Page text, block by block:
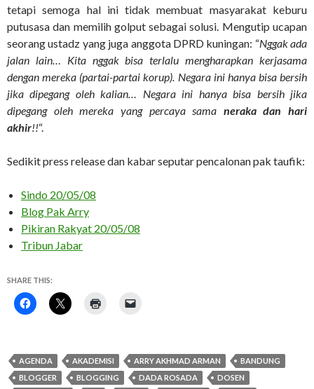
tetapi semoga hal ini tidak membuat masyarakat keburu
putusasa dan memilih golput sebagai solusi. Mengutip ucapan
seorang ustadz yang juga anggota DPRD kuningan: “Nggak ada
jalan lain… Kita nggak bisa terlalu mengharapkan kerjasama
dengan mereka (partai-partai korup). Negara ini hanya bisa bersih
jika dipegang oleh kalian… Negara ini hanya bisa bersih jika
dipegang oleh mereka yang percaya sama neraka dan hari
akhir!!“.
Sedikit press release dan kabar seputar pencalonan pak taufik:
Sindo 20/05/08
Blog Pak Arry
Pikiran Rakyat 20/05/08
Tribun Jabar
SHARE THIS:
AGENDA AKADEMISI ARRY AKHMAD ARMAN
BANDUNG
BLOGGER
BLOGGING DADA ROSADA
DOSEN